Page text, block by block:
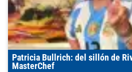
Patricia Bullrich: del sillón de
MasterChef